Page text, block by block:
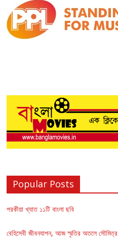
Popular Posts
পরকীয়া খ্যাত ১১টি বাংলা ছবি
বেহিসেবী জীবনযাপন, আজ স্মৃতির অতলে সৌমিত্র